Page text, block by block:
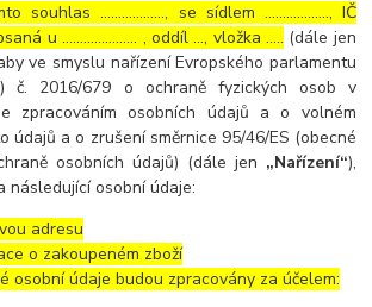
souhlas ……………..., se sídlem ………………, IČ
u ………………… , oddíl …, vložka ….. (dále jen
ve smyslu nařízení Evropského parlamentu
č. 2016/679 o ochraně fyzických osob v
zpracováním osobních údajů a o volném
údajů a o zrušení směrnice 95/46/ES (obecné
osobních údajů) (dále jen „Nařízení“),
následující osobní údaje:
adresu
o zakoupeném zboží
osobní údaje budou zpracovány za účelem: